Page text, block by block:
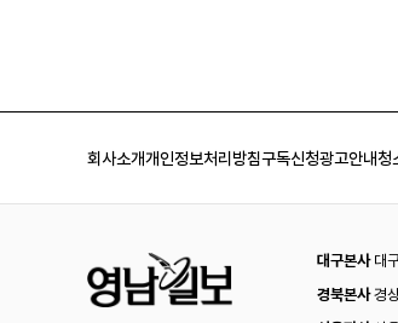
회사소개개인정보처리방침구독신청광고안내청
대구본사대
경북본사경